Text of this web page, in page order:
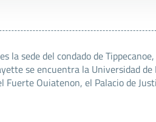
sede del condado de
se encuentra la Universidad
Ouiatenon, el Palacio de